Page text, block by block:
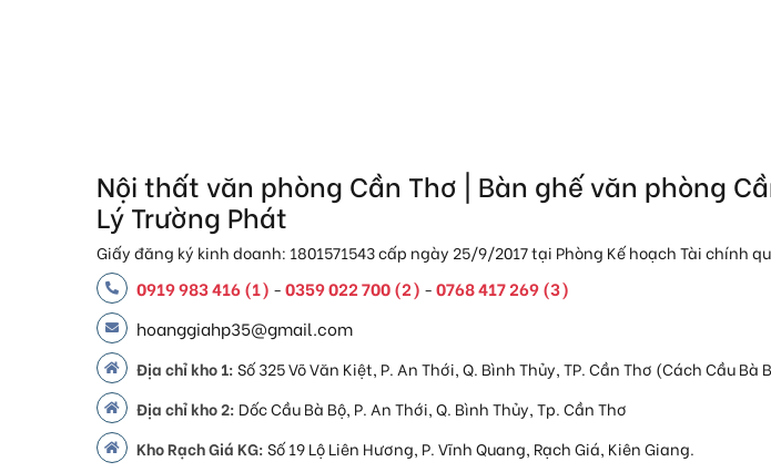
Nội thất văn phòng Cần Thơ | Bàn ghế văn phòng
Lý Trường Phát
Giấy đăng ký kinh doanh: 1801571543 cấp ngày 25/9/2017 tại Phòng Kế hoạch Tài chính
0919 983 416 (1) -0359 022 700 (2) -0768 417 269 (3)
hoanggiahp35@gmail.com
Địa chỉ kho 1:Số 325 Võ Văn Kiệt, P. An Thới, Q. Bình Thủy, TP. Cần Thơ (Cách Cầu Bà
Địa chỉ kho 2: Dốc Cầu Bà Bộ, P. An Thới, Q. Bình Thủy, Tp. Cần Thơ
Kho Rạch Giá KG:Số 19 Lộ Liên Hương, P. Vĩnh Quang, Rạch Giá, Kiên Giang.